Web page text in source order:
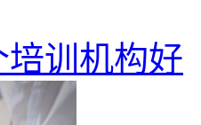
培训机构好